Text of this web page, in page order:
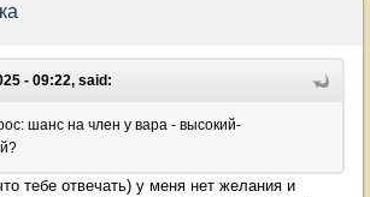
- 09:22, said:
шанс на член у вара - высокий-
тебе отвечать) у меня нет желания и